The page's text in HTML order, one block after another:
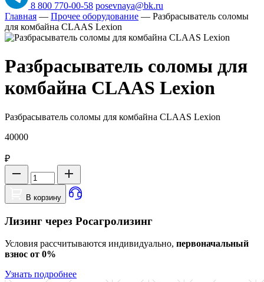
8 800 770-00-58 posevnaya@bk.ru
Главная — Прочее оборудование — Разбрасыватель соломы
для комбайна CLAAS Lexion
Разбрасыватель соломы для
комбайна CLAAS Lexion
Разбрасыватель соломы для комбайна CLAAS Lexion
40000
₽
В корзину
Лизинг через Росагролизинг
Условия рассчитываются индивидуально, первоначальный
взнос от 0%
Узнать подробнее